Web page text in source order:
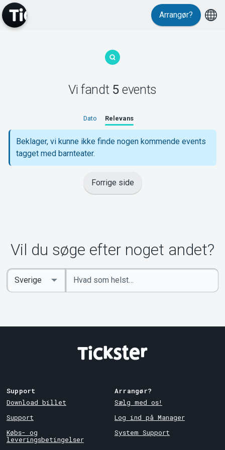
MyTickster
Support
Om Tickster
Arrangør?
Vi fandt 5 events
Dato Relevans
Beklager, vi kunne ikke finde nogen kommende events
tagget med barnteater.
Forrige side
Vil du søge efter noget andet?
Indtast
søgeord
Select
Country
Support
Download billet
Support
Købs- og
leveringsbetingelser
Arrangør?
Sælg med os!
Log ind på Manager
System Support